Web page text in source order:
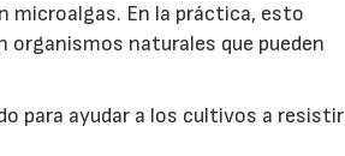
microalgas. En la práctica, esto
naturales que pueden
para ayudar a los cultivos a resistir